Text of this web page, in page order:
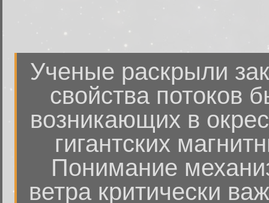
Ученые раскрыли
свойства потоков
возникающих в
гигантских
Понимание
ветра критически